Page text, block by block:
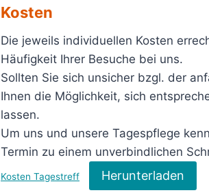
Kosten
Die jeweils individuellen Kosten
Häufigkeit Ihrer Besuche bei uns.
Sollten Sie sich unsicher bzgl. der
Ihnen die Möglichkeit, sich
lassen.
Um uns und unsere Tagespflege
Termin zu einem unverbindlichen
Kosten Tagestreff Herunterladen